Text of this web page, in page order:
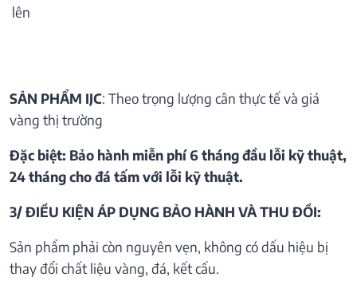
lên
SẢN PHẨM IJC: Theo trọng lượng cân thực tế và giá
vàng thị trường
Đặc biệt: Bảo hành miễn phí 6 tháng đầu lỗi kỹ thuật,
24 tháng cho đá tấm với lỗi kỹ thuật.
3/ ĐIỀU KIỆN ÁP DỤNG BẢO HÀNH VÀ THU ĐỒI:
Sản phẩm phải còn nguyên vẹn, không có dấu hiệu bị
thay đổi chất liệu vàng, đá, kết cấu.